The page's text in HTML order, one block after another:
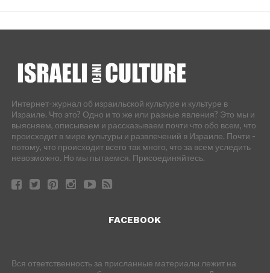
Интернет-журнал об израильской культуре и культуре в
Израиле. Что это? Одно и то же или разные явления? Это мы и
выясняем, описываем и рассказываем почти что обо всем, что
происходит в мире культуры и развлечений в Израиле. Почти -
потому, что происходит всего так много, что за всем уследить
невозможно. Но мы пытаемся. Присоединяйтесь.
FACEBOOK
Вся ответственность за присланные материалы лежит на